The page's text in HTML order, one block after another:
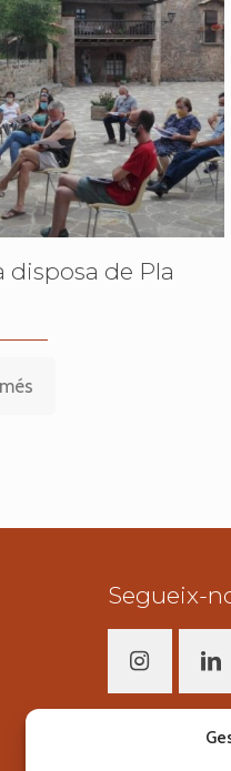
de Pla
Segueix-